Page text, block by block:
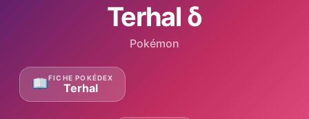
Terhal δ
Pokémon
FICHE POKÉDEX
Terhal